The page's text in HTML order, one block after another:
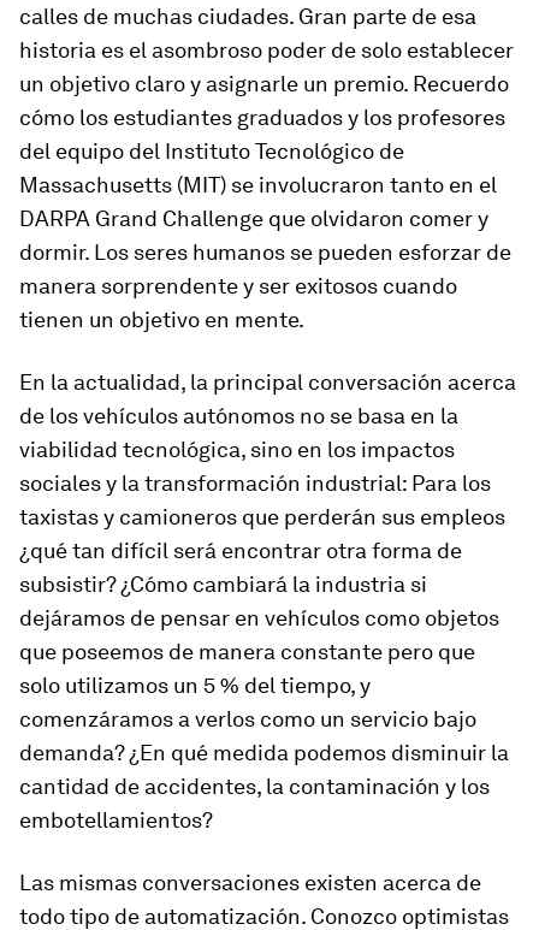
calles de muchas ciudades. Gran parte de esa
historia es el asombroso poder de solo establecer
un objetivo claro y asignarle un premio. Recuerdo
cómo los estudiantes graduados y los profesores
del equipo del Instituto Tecnológico de
Massachusetts (MIT) se involucraron tanto en el
DARPA Grand Challenge que olvidaron comer y
dormir. Los seres humanos se pueden esforzar de
manera sorprendente y ser exitosos cuando
tienen un objetivo en mente.
En la actualidad, la principal conversación acerca
de los vehículos autónomos no se basa en la
viabilidad tecnológica, sino en los impactos
sociales y la transformación industrial: Para los
taxistas y camioneros que perderán sus empleos
¿qué tan difícil será encontrar otra forma de
subsistir? ¿Cómo cambiará la industria si
dejáramos de pensar en vehículos como objetos
que poseemos de manera constante pero que
solo utilizamos un 5 % del tiempo, y
comenzáramos a verlos como un servicio bajo
demanda? ¿En qué medida podemos disminuir la
cantidad de accidentes, la contaminación y los
embotellamientos?
Las mismas conversaciones existen acerca de
todo tipo de automatización. Conozco optimistas